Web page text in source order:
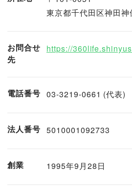
東京都千代田区神田
お問合せ
先
https://
電話番号 03-3219-0661 (代表)
法人番号 5010001092733
創業 1995年9月28日